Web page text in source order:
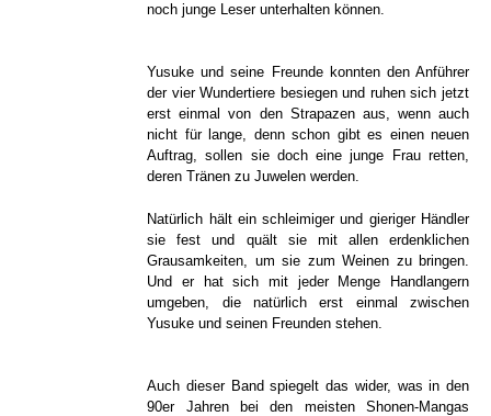
noch junge Leser unterhalten können.
Yusuke und seine Freunde konnten den Anführer
der vier Wundertiere besiegen und ruhen sich jetzt
erst einmal von den Strapazen aus, wenn auch
nicht für lange, denn schon gibt es einen neuen
Auftrag, sollen sie doch eine junge Frau retten,
deren Tränen zu Juwelen werden.
Natürlich hält ein schleimiger und gieriger Händler
sie fest und quält sie mit allen erdenklichen
Grausamkeiten, um sie zum Weinen zu bringen.
Und er hat sich mit jeder Menge Handlangern
umgeben, die natürlich erst einmal zwischen
Yusuke und seinen Freunden stehen.
Auch dieser Band spiegelt das wider, was in den
90er Jahren bei den meisten Shonen-Mangas